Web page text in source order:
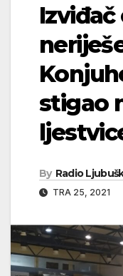
stigao
By Radio
TRA 25, 2021